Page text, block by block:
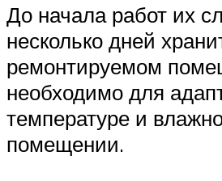
До начала работ их
несколько дней
ремонтируемом
необходимо для
температуре и
помещении.